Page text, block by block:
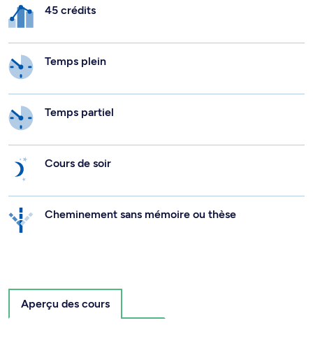
45 crédits
Temps plein
Temps partiel
Cours de soir
Cheminement sans mémoire ou thèse
Aperçu des cours